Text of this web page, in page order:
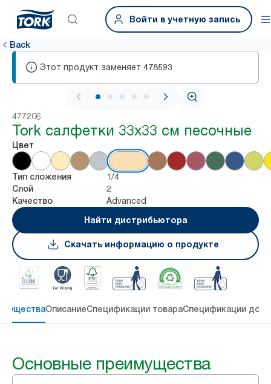
Войти в учетную запись
Back
Этот продукт заменяет 478593
1 / 6
477206
Tork салфетки 33х33 см песочные
Цвет
Тип сложения 1/4
Слой 2
Качество
Advanced
Найти дистрибьютора
Скачать информацию о продукте
ОписаниеСпецификации товараСпецификации
Основные преимущества